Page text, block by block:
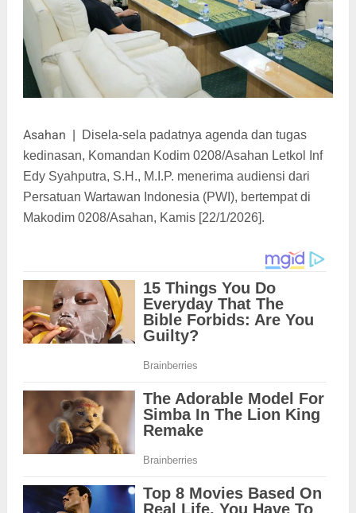
Asahan
Disela-sela padatnya agenda dan tugas
kedinasan, Komandan Kodim 0208/Asahan Letkol Inf
Edy Syahputra, S.H., M.I.P. menerima audiensi dari
Persatuan Wartawan Indonesia (PWI), bertempat di
Makodim 0208/Asahan, Kamis [22/1/2026].